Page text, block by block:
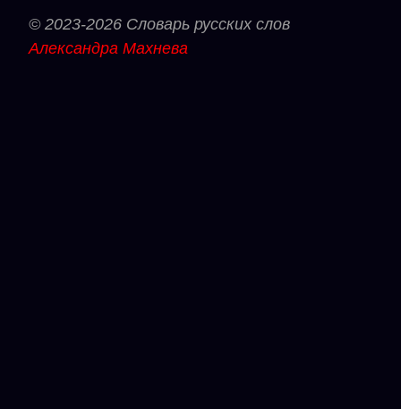
© 2023-2026 Словарь русских слов
Александра Махнева